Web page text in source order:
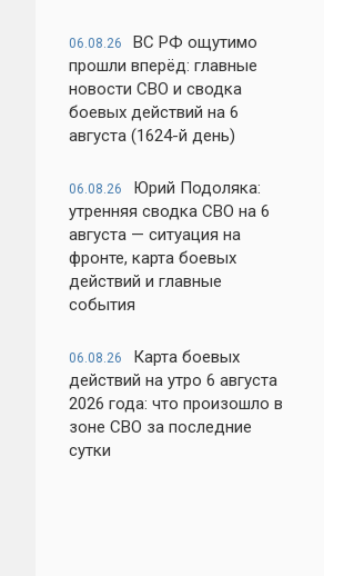
06.08.26
ВС РФ ощутимо
прошли вперёд: главные
новости СВО и сводка
боевых действий на 6
августа (1624-й день)
06.08.26
Юрий Подоляка:
утренняя сводка СВО на 6
августа — ситуация на
фронте, карта боевых
действий и главные
события
06.08.26
Карта боевых
действий на утро 6 августа
2026 года: что произошло в
зоне СВО за последние
сутки